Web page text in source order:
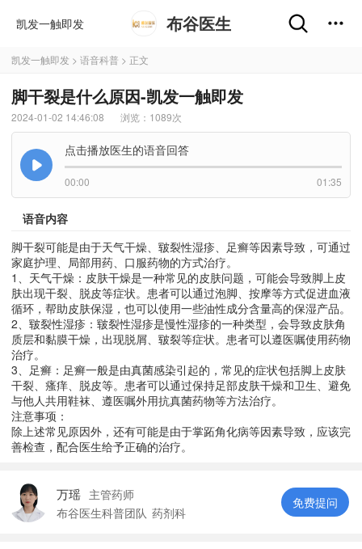
凯发一触即发 布谷医生
凯发一触即发 > 语音科普 > 正文
脚干裂是什么原因-凯发一触即发
2024-01-02 14:46:08 浏览： 1089次
点击播放医生的语音回答
00:00 01:35
语音内容
脚干裂可能是由于天气干燥、皲裂性湿疹、足癣等因素导致，可通过
家庭护理、局部用药、口服药物的方式治疗。
1、天气干燥：皮肤干燥是一种常见的皮肤问题，可能会导致脚上皮
肤出现干裂、脱皮等症状。患者可以通过泡脚、按摩等方式促进血液
循环，帮助皮肤保湿，也可以使用一些油性成分含量高的保湿产品。
2、皲裂性湿疹：皲裂性湿疹是慢性湿疹的一种类型，会导致皮肤角
质层和黏膜干燥，出现脱屑、皲裂等症状。患者可以遵医嘱使用药物
治疗。
3、足癣：足癣一般是由真菌感染引起的，常见的症状包括脚上皮肤
干裂、瘙痒、脱皮等。患者可以通过保持足部皮肤干燥和卫生、避免
与他人共用鞋袜、遵医嘱外用抗真菌药物等方法治疗。
注意事项：
除上述常见原因外，还有可能是由于掌跖角化病等因素导致，应该完
善检查，配合医生给予正确的治疗。
万瑶 主管药师
布谷医生科普团队 药剂科
免费提问